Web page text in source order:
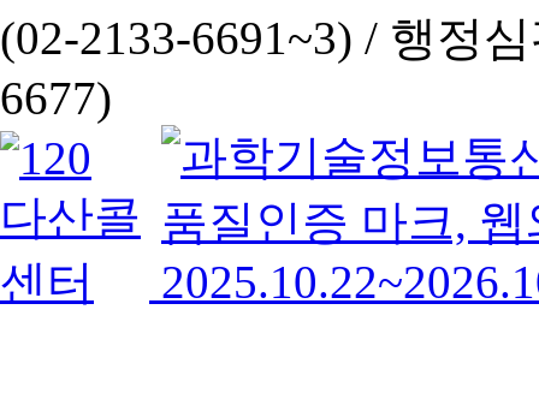
(02-2133-6691~3) / 행정심
6677)